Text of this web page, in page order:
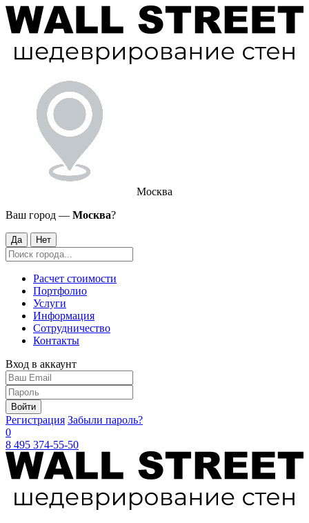
Москва
Ваш город — Москва?
Да Нет
Расчет стоимости
Портфолио
Услуги
Информация
Сотрудничество
Контакты
Вход в аккаунт
Войти
Регистрация Забыли пароль?
0
8 495 374-55-50